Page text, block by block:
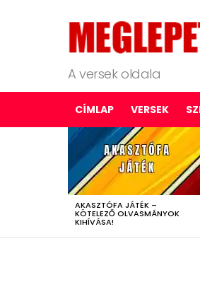
A versek oldala
CÍMLAP VERSEK
LATEST
STORIES
AKASZTÓFA JÁTÉK –
KÖTELEZŐ OLVASMÁNYOK
KIHÍVÁSA!